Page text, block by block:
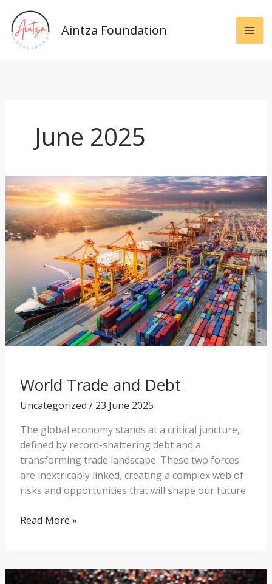
content
Aintza Foundation
June 2025
World Trade and Debt
Uncategorized / 23 June 2025
The global economy stands at a critical juncture,
defined by record-shattering debt and a
transforming trade landscape. These two forces
are inextricably linked, creating a complex web of
risks and opportunities that will shape our future.
World
Trade
and
Debt
Read More »
China